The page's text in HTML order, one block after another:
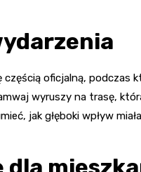
oficjalną, podczas
wyruszy na trasę,
jak głęboki wpływ